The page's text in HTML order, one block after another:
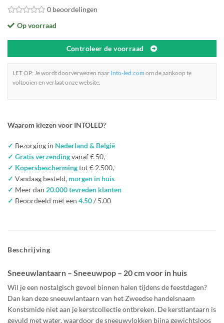
0 beoordelingen
Op voorraad
Controleer de voorraad
LET OP: Je wordt doorverwezen naar Into-led.com om de aankoop te
voltooien en verlaat onze website.
Waarom kiezen voor INTOLED?
✓ Bezorging in Nederland & België
✓ Gratis verzendingvanaf € 50,-
✓ Kopersbeschermingtot € 2.500,-
✓ Vandaag besteld, morgen in huis
✓ Meer dan 20.000 tevreden klanten
✓ Beoordeeld met een 4.50/ 5.00
Beschrijving
Sneeuwlantaarn – Sneeuwpop – 20cmvoor in huis
Wil je een nostalgisch gevoel binnen halen tijdens de feestdagen?
Dan kan dezesneeuwlantaarn van het Zweedse handelsnaam
Konstsmide niet aan je kerstcollectieontbreken. De kerstlantaarn is
gevuld met water, waardoor de sneeuwvlokken bijna gewichtsloos